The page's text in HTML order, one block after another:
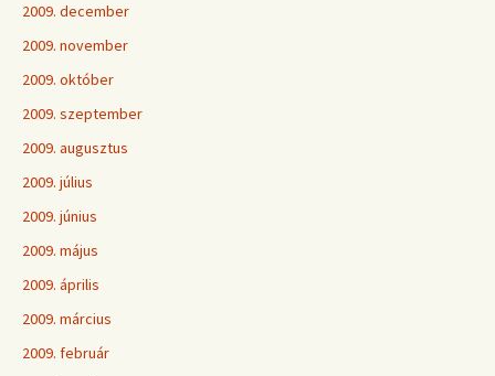
2009. december
2009. november
2009. október
2009. szeptember
2009. augusztus
2009. július
2009. június
2009. május
2009. április
2009. március
2009. február